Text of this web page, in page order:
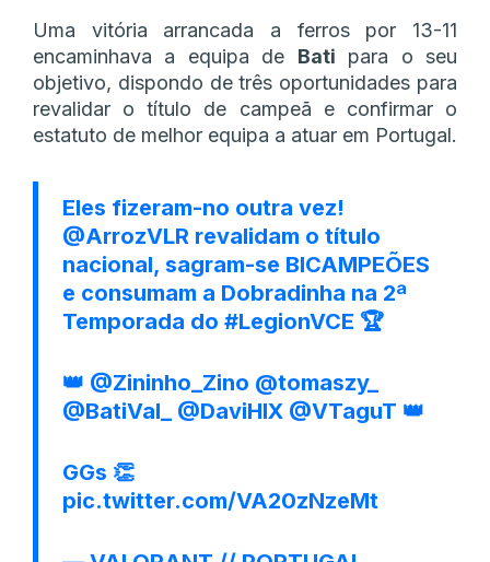
Uma vitória arrancada a ferros por 13-11
encaminhava a equipa de Bati para o seu
objetivo, dispondo de três oportunidades para
revalidar o título de campeã e confirmar o
estatuto de melhor equipa a atuar em Portugal.
Eles fizeram-no outra vez!
@ArrozVLR revalidam o título
nacional, sagram-se BICAMPEÕES
e consumam a Dobradinha na 2ª
Temporada do #LegionVCE 🏆
👑 @Zininho_Zino @tomaszy_
@BatiVal_
@DaviHIX @VTaguT 👑
GGs 👏
pic.twitter.com/VA20zNzeMt